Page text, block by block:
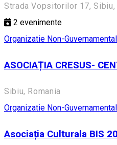
Strada Vopsitorilor 17, Sibiu,
2 evenimente
Organizatie Non-
ASOCIAȚIA CRESUS-
Sibiu, Romania
Organizatie Non-
Asociația Culturala BIS